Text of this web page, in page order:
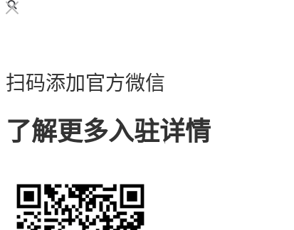
扫码添加官方微信
了解更多入驻详情